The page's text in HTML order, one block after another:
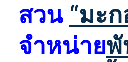
สวน “มะ
จำหน่ายพั